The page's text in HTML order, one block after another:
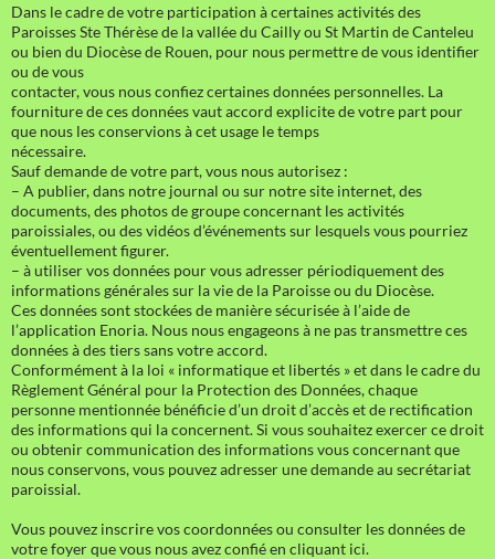
Dans le cadre de votre participation à certaines activités des
Paroisses Ste Thérèse de la vallée du Cailly ou St Martin de Canteleu
ou bien du Diocèse de Rouen, pour nous permettre de vous identifier
ou de vous
contacter, vous nous confiez certaines données personnelles. La
fourniture de ces données vaut accord explicite de votre part pour
que nous les conservions à cet usage le temps
nécessaire.
Sauf demande de votre part, vous nous autorisez :
– A publier, dans notre journal ou sur notre site internet, des
documents, des photos de groupe concernant les activités
paroissiales, ou des vidéos d’événements sur lesquels vous pourriez
éventuellement figurer.
– à utiliser vos données pour vous adresser périodiquement des
informations générales sur la vie de la Paroisse ou du Diocèse.
Ces données sont stockées de manière sécurisée à l’aide de
l’application Enoria. Nous nous engageons à ne pas transmettre ces
données à des tiers sans votre accord.
Conformément à la loi « informatique et libertés » et dans le cadre du
Règlement Général pour la Protection des Données, chaque
personne mentionnée bénéficie d’un droit d’accès et de rectification
des informations qui la concernent. Si vous souhaitez exercer ce droit
ou obtenir communication des informations vous concernant que
nous conservons, vous pouvez adresser une demande au secrétariat
paroissial.
Vous pouvez inscrire vos coordonnées ou consulter les données de
votre foyer que vous nous avez confié en cliquant ici.